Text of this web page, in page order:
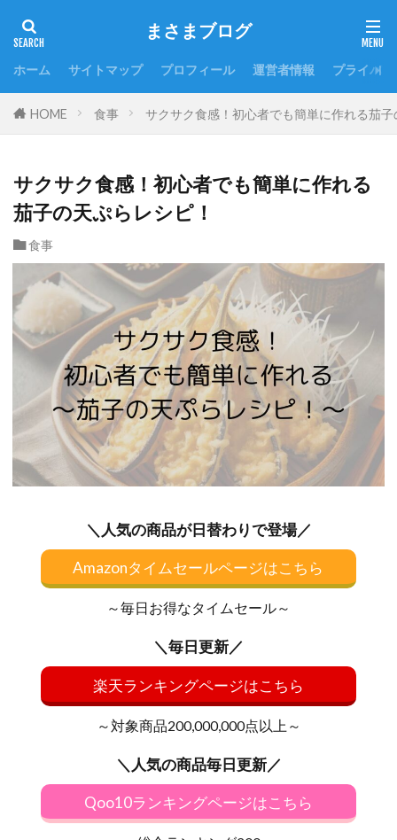
まさまブログ
ホーム サイトマップ プロフィール 運営者情報 プライバ
HOME 食事 サクサク食感！初心者でも簡単に作れる茄
サクサク食感！初心者でも簡単に作れる
茄子の天ぷらレシピ！
食事
＼人気の商品が日替わりで登場／
Amazonタイムセールページはこちら
～毎日お得なタイムセール～
＼毎日更新／
楽天ランキングページはこちら
～対象商品200,000,000点以上～
＼人気の商品毎日更新／
Qoo10ランキングページはこちら